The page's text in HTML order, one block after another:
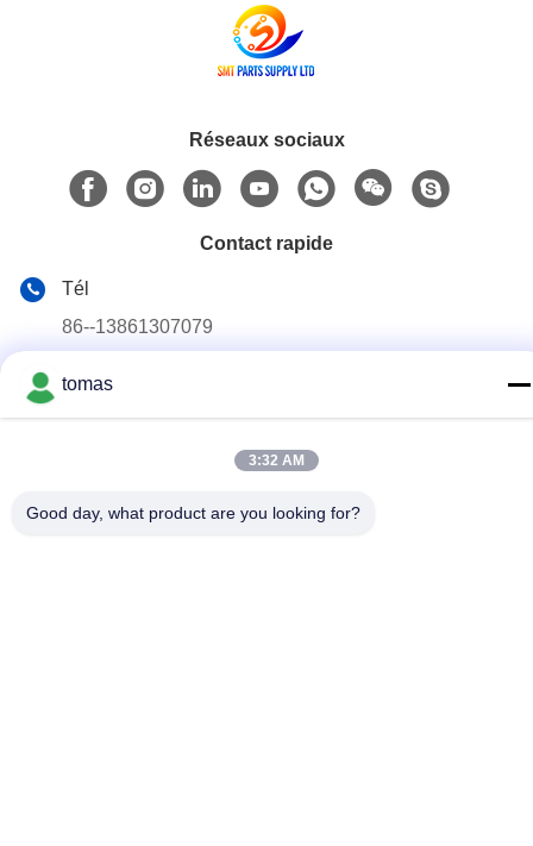
Réseaux sociaux
Contact rapide
Tél
86--13861307079
E-mail
de Suzhou Suzhou, Jiangsu, 215127, Chine
tomas
3:32 AM
Good day, what product are you looking for?